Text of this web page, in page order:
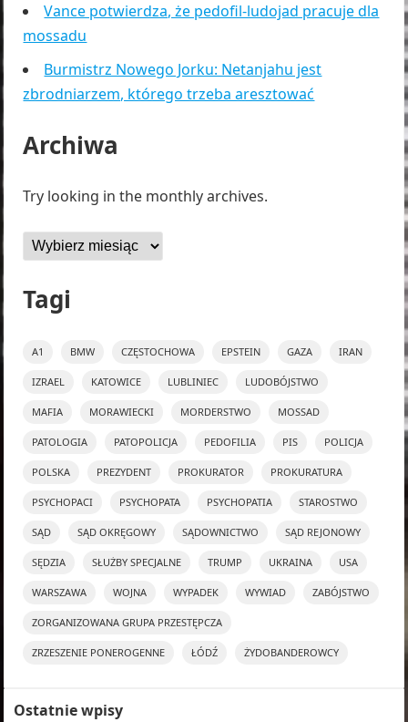
Vance potwierdza, że pedofil-ludojad pracuje dla
mossadu
Burmistrz Nowego Jorku: Netanjahu jest
zbrodniarzem, którego trzeba aresztować
Archiwa
Try looking in the monthly archives.
Archiwa
Tagi
A1 BMW CZĘSTOCHOWA EPSTEIN GAZA IRAN
IZRAEL KATOWICE LUBLINIEC LUDOBÓJSTWO
MAFIA MORAWIECKI MORDERSTWO MOSSAD
PATOLOGIA PATOPOLICJA PEDOFILIA PIS POLICJA
POLSKA PREZYDENT PROKURATOR PROKURATURA
PSYCHOPACI PSYCHOPATA PSYCHOPATIA STAROSTWO
SĄD SĄD OKRĘGOWY SĄDOWNICTWO SĄD REJONOWY
SĘDZIA SŁUŻBY SPECJALNE TRUMP UKRAINA USA
WARSZAWA WOJNA WYPADEK WYWIAD ZABÓJSTWO
ZORGANIZOWANA GRUPA PRZESTĘPCZA
ZRZESZENIE PONEROGENNE ŁÓDŹ ŻYDOBANDEROWCY
Ostatnie wpisy